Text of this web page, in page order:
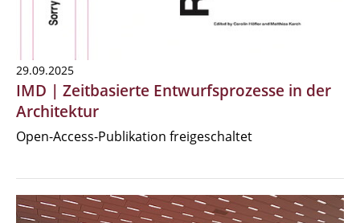
29.09.2025
IMD | Zeitbasierte Entwurfsprozesse in der
Architektur
Open-Access-Publikation freigeschaltet